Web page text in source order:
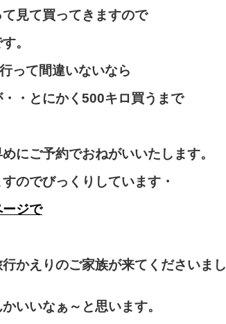
見て買ってきますので
。
って間違いないなら
・とにかく500キロ買うまで
ご予約でおねがいいたします。
でびっくりしています・
ージで
えりのご家族が来てくださいまし
いなぁ～と思います。